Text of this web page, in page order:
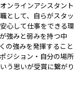
ンラインアシスタント
として、自らがスタッ
心して仕事をできる環
強みと弱みを持つ中
の強みを発揮すること
ジション・自分の場所
う思いが受賞に繋がり